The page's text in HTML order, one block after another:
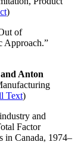
)
of
Approach.”
Anton
Text)
and
Factor
in Canada, 1974–